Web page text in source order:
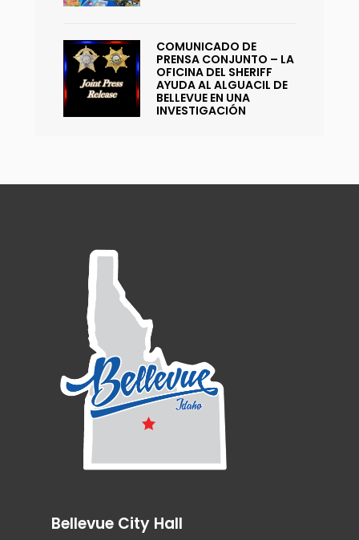
COMUNICADO DE
PRENSA CONJUNTO – LA
OFICINA DEL SHERIFF
AYUDA AL ALGUACIL DE
BELLEVUE EN UNA
INVESTIGACIÓN
Bellevue City Hall